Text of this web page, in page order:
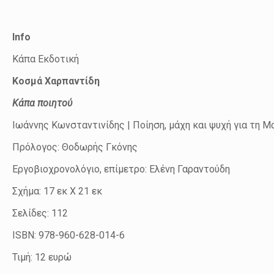
Info
Κάπα Εκδοτική
Κοσμά Χαρπαντίδη
Κάπα ποιητού
Ιωάννης Κωνσταντινίδης | Ποίηση, μάχη και ψυχή για τη
Πρόλογος: Θοδωρής Γκόνης
Εργοβιοχρονολόγιο, επίμετρο: Ελένη Γαραντούδη
Σχήμα: 17 εκ Χ 21 εκ
Σελίδες: 112
ISBN: 978-960-628-014-6
Τιμή: 12 ευρώ